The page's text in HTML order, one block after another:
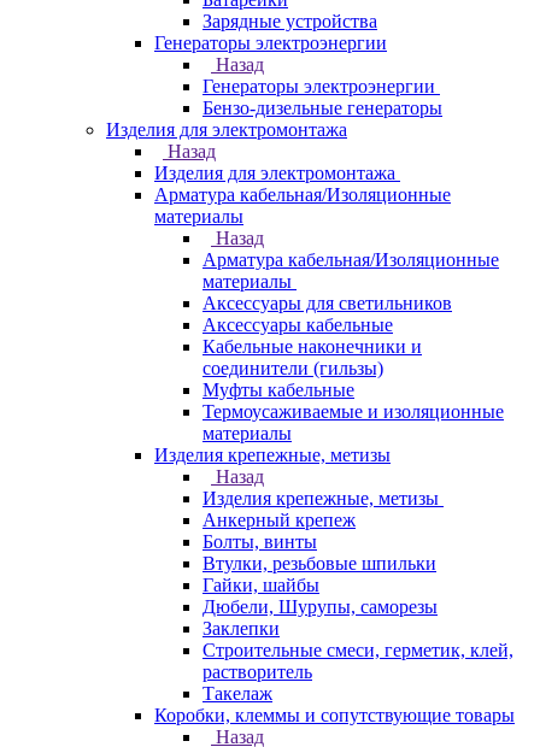
Зарядные устройства
Генераторы электроэнергии
Назад
Генераторы электроэнергии
Бензо-дизельные генераторы
Изделия для электромонтажа
Назад
Изделия для электромонтажа
Арматура кабельная/Изоляционные
материалы
Назад
Арматура кабельная/Изоляционные
материалы
Аксессуары для светильников
Аксессуары кабельные
Кабельные наконечники и
соединители (гильзы)
Муфты кабельные
Термоусаживаемые и изоляционные
материалы
Изделия крепежные, метизы
Назад
Изделия крепежные, метизы
Анкерный крепеж
Болты, винты
Втулки, резьбовые шпильки
Гайки, шайбы
Дюбели, Шурупы, саморезы
Заклепки
Строительные смеси, герметик, клей,
растворитель
Такелаж
Коробки, клеммы и сопутствующие товары
Назад